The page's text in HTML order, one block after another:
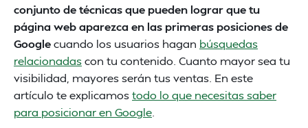
conjunto de técnicas que pueden lograr que tu
página web aparezca en las primeras posiciones de
Googlecuando los usuarios hagan búsquedas
relacionadascon tu contenido. Cuanto mayor sea tu
visibilidad, mayores serán tus ventas. En este
artículo te explicamostodo lo que necesitas saber
para posicionar en Google